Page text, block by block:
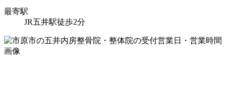
最寄駅
JR五井駅徒歩2分